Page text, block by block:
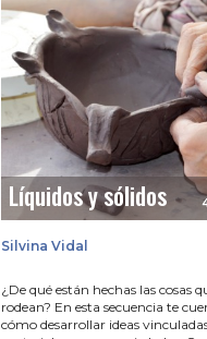
Líquidos y sólidos
Silvina Vidal
¿De qué están hechas las cosas
rodean? En esta secuencia te
cómo desarrollar ideas